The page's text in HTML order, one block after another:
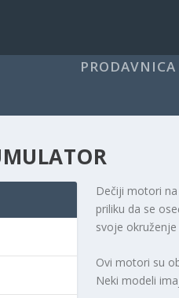
PRODAVNICA
Dečiji motori
priliku da se
svoje
Ovi motori su
Neki modeli